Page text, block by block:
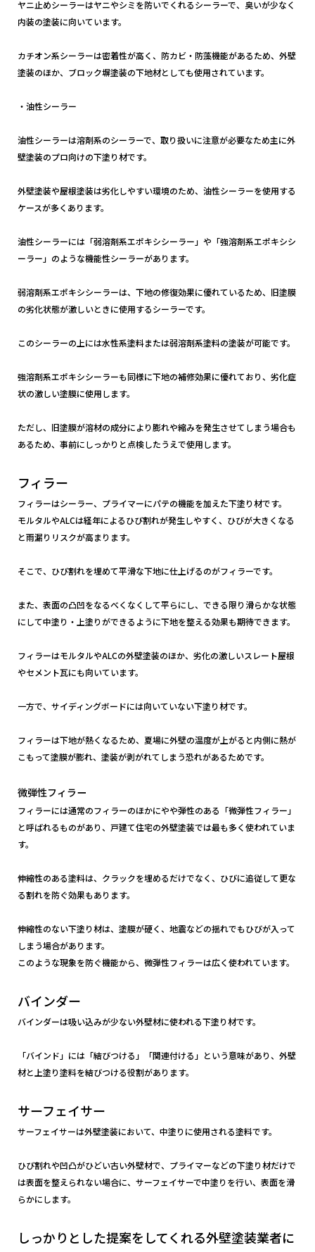
ヤニ止めシーラーはヤニやシミを防いでくれるシーラーで、臭いが少なく
内装の塗装に向いています。
カチオン系シーラーは密着性が高く、防カビ・防藻機能があるため、外壁
塗装のほか、ブロック塀塗装の下地材としても使用されています。
・油性シーラー
油性シーラーは溶剤系のシーラーで、取り扱いに注意が必要なため主に外
壁塗装のプロ向けの下塗り材です。
外壁塗装や屋根塗装は劣化しやすい環境のため、油性シーラーを使用する
ケースが多くあります。
油性シーラーには「弱溶剤系エポキシシーラー」や「強溶剤系エポキシシ
ーラー」のような機能性シーラーがあります。
弱溶剤系エポキシシーラーは、下地の修復効果に優れているため、旧塗膜
の劣化状態が激しいときに使用するシーラーです。
このシーラーの上には水性系塗料または弱溶剤系塗料の塗装が可能です。
強溶剤系エポキシシーラーも同様に下地の補修効果に優れており、劣化症
状の激しい塗膜に使用します。
ただし、旧塗膜が溶材の成分により膨れや縮みを発生させてしまう場合も
あるため、事前にしっかりと点検したうえで使用します。
フィラー
フィラーはシーラー、プライマーにパテの機能を加えた下塗り材です。
モルタルやALCは経年によるひび割れが発生しやすく、ひびが大きくなる
と雨漏りリスクが高まります。
そこで、ひび割れを埋めて平滑な下地に仕上げるのがフィラーです。
また、表面の凸凹をなるべくなくして平らにし、できる限り滑らかな状態
にして中塗り・上塗りができるように下地を整える効果も期待できます。
フィラーはモルタルやALCの外壁塗装のほか、劣化の激しいスレート屋根
やセメント瓦にも向いています。
一方で、サイディングボードには向いていない下塗り材です。
フィラーは下地が熱くなるため、夏場に外壁の温度が上がると内側に熱が
こもって塗膜が膨れ、塗装が剥がれてしまう恐れがあるためです。
微弾性フィラー
フィラーには通常のフィラーのほかにやや弾性のある「微弾性フィラー」
と呼ばれるものがあり、戸建て住宅の外壁塗装では最も多く使われていま
す。
伸縮性のある塗料は、クラックを埋めるだけでなく、ひびに追従して更な
る割れを防ぐ効果もあります。
伸縮性のない下塗り材は、塗膜が硬く、地震などの揺れでもひびが入って
しまう場合があります。
このような現象を防ぐ機能から、微弾性フィラーは広く使われています。
バインダー
バインダーは吸い込みが少ない外壁材に使われる下塗り材です。
「バインド」には「結びつける」「関連付ける」という意味があり、外壁
材と上塗り塗料を結びつける役割があります。
サーフェイサー
サーフェイサーは外壁塗装において、中塗りに使用される塗料です。
ひび割れや凹凸がひどい古い外壁材で、プライマーなどの下塗り材だけで
は表面を整えられない場合に、サーフェイサーで中塗りを行い、表面を滑
らかにします。
しっかりとした提案をしてくれる外壁塗装業者に